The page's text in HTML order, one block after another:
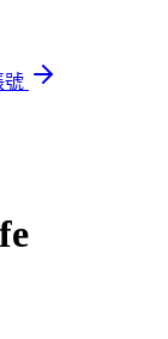
號